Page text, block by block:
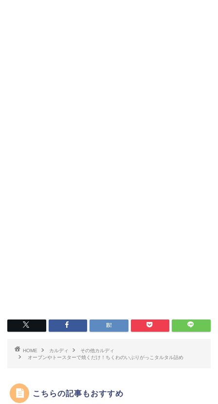
HOME カルディ
その他カルディ
オーブンやトースターで焼くだけ！ちくわのいぶりがっこタルタル詰め
こちらの記事もおすすめ